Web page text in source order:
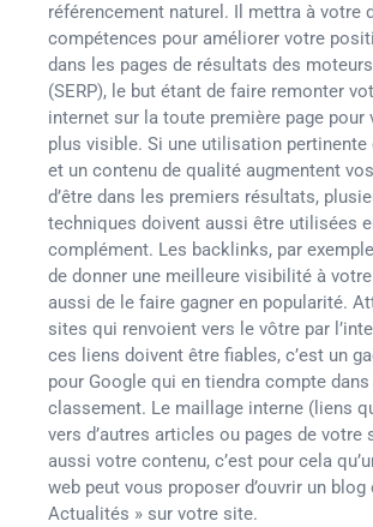
référencement naturel. Il mettra à votre
compétences pour améliorer votre
dans les pages de résultats des
(SERP), le but étant de faire remonter
internet sur la toute première page pour
plus visible. Si une utilisation
et un contenu de qualité augmentent
d’être dans les premiers résultats,
techniques doivent aussi être utilisées
complément. Les backlinks, par
de donner une meilleure visibilité à
aussi de le faire gagner en popularité.
sites qui renvoient vers le vôtre par
ces liens doivent être fiables, c’est un
pour Google qui en tiendra compte
classement. Le maillage interne (liens
vers d’autres articles ou pages de votre
aussi votre contenu, c’est pour cela
web peut vous proposer d’ouvrir un blog
Actualités » sur votre site.